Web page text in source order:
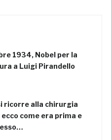
1934, Nobel per la
a Luigi Pirandello
ricorre alla chirurgia
come era prima e